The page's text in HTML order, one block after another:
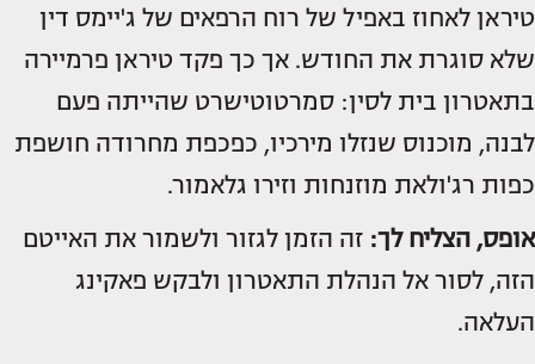
טיראן לאחוז באפיל של רוח הרפאים של ג'יימס דין
שלא סוגרת את החודש. אך כך פקד טיראן פרמיירה
בתאטרון בית לסין: סמרטוטישרט שהייתה פעם
לבנה, מוכנוס שנזלו מירכיו, כפכפת מחרודה חושפת
כפות רג'ולאת מוזנחות וזירו גלאמור.
אופס, הצליח לך: זה הזמן לגזור ולשמור את האייטם
הזה, לסור אל הנהלת התאטרון ולבקש פאקינג
העלאה.